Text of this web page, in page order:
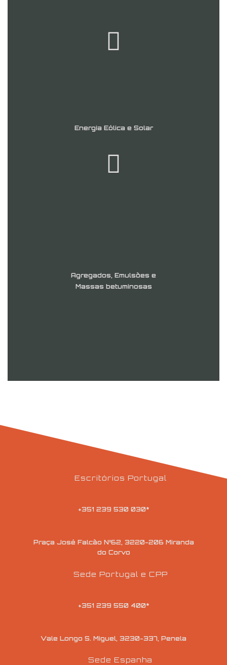
Energia Eólica e Solar
Agregados, Emulsões e
Massas betuminosas
Escritórios Portugal
+351 239 530 030*
Praça José Falcão Nº62, 3220-206 Miranda
do Corvo
Sede Portugal e CPP
+351 239 550 400*
Vale Longo S. Miguel, 3230-337, Penela
Sede Espanha